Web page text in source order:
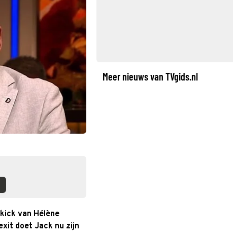
van Hélène
doet Jack nu zijn
Meer nieuws van TVgids.nl